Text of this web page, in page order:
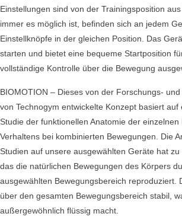
Einstellungen sind von der Trainingsposition
immer es möglich ist, befinden sich an jedem
Einstellknöpfe in der gleichen Position. Das
starten und bietet eine bequeme Startposition
vollständige Kontrolle über die Bewegung
BIOMOTION – Dieses von der Forschungs-
von Technogym entwickelte Konzept basiert auf
Studie der funktionellen Anatomie der
Verhaltens bei kombinierten Bewegungen. Die
Studien auf unsere ausgewählten Geräte hat
das die natürlichen Bewegungen des Körpers
ausgewählten Bewegungsbereich reproduziert.
über den gesamten Bewegungsbereich stabil,
außergewöhnlich flüssig macht.